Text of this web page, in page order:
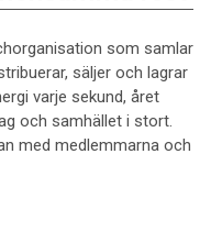
som samlar
säljer och lagrar
varje sekund, året
och samhället i stort.
med medlemmarna och